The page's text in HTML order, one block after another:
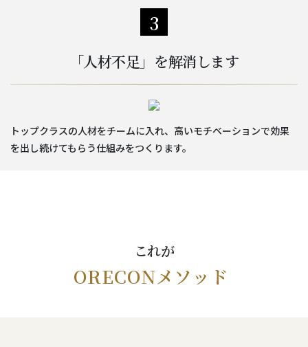
3
「人材不足」を解消します
トップクラスの人材をチームに入れ、高いモチベーションで効果
を出し続けてもらう仕組みをつくります。
これが
ORECONメソッド